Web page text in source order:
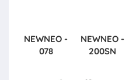
NEWNEO -
078
NEWNEO -
200SN